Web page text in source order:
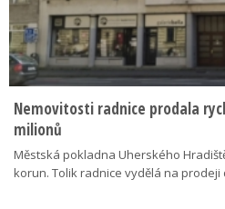
Nemovitosti radnice prodala
milionů
Městská pokladna Uherského
korun. Tolik radnice vydělá na